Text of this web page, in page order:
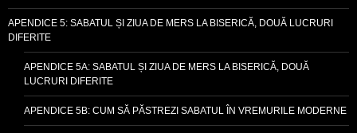
APENDICE 5: SABATUL ȘI ZIUA DE MERS LA BISERICĂ, DOUĂ LUCRURI
DIFERITE
APENDICE 5A: SABATUL ȘI ZIUA DE MERS LA BISERICĂ, DOUĂ
LUCRURI DIFERITE
APENDICE 5B: CUM SĂ PĂSTREZI SABATUL ÎN VREMURILE MODERNE